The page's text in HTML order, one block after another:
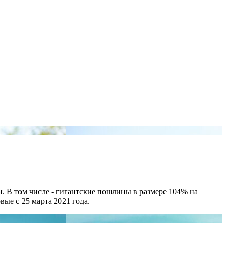
В том числе - гигантские пошлины в размере 104% на
с 25 марта 2021 года.